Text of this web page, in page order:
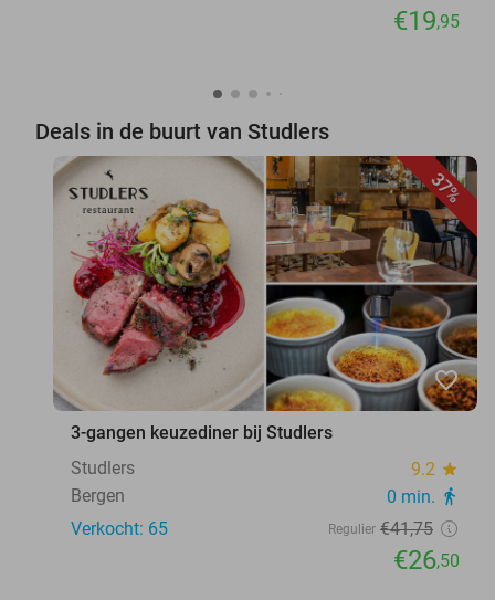
€19,95
Deals in de buurt van Studlers
37%
favorite_border
3-gangen keuzediner bij Studlers
Studlers
9.2 star
Bergen 0 min. directions_walk
Verkocht: 65 Regulier €41,75
€26,50